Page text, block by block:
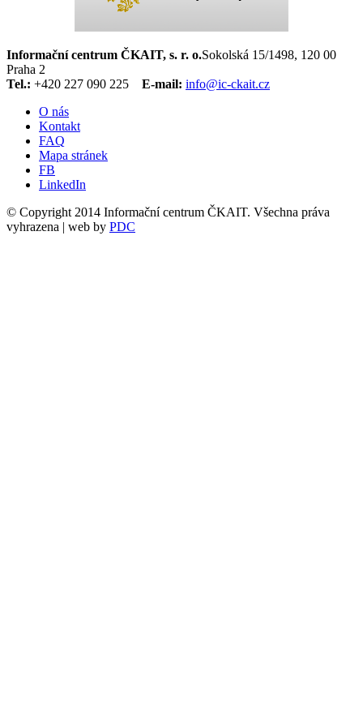
Informační centrum ČKAIT, s. r. o.Sokolská 15/1498, 120 00
Praha 2
Tel.: +420 227 090 225 E-mail: info@ic-ckait.cz
O nás
Kontakt
FAQ
Mapa stránek
FB
LinkedIn
© Copyright 2014 Informační centrum ČKAIT. Všechna práva
vyhrazena | web by PDC